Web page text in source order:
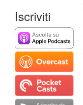
Iscriviti